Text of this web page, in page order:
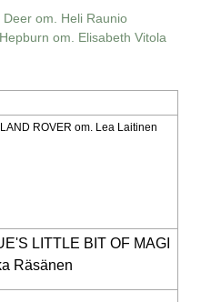
om. Heli Raunio
om. Elisabeth Vitola
ROVER om. Lea Laitinen
LITTLE BIT OF MAGI
Räsänen